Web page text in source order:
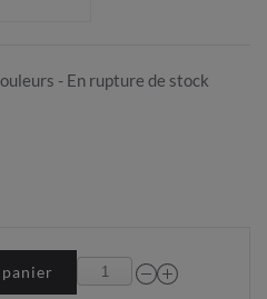
- En rupture de stock